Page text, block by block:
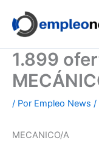
contenido
1.899
/ Por Empleo News /
MECANICO/A